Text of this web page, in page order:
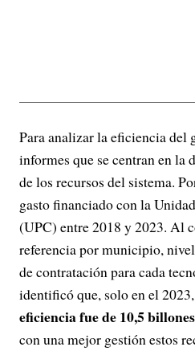
Para analizar la eficiencia del
informes que se centran en
de los recursos del sistema.
gasto financiado con la
(UPC) entre 2018 y 2023. Al
referencia por municipio,
de contratación para cada
identificó que, solo en el
eficiencia fue de 10,5
con una mejor gestión estos